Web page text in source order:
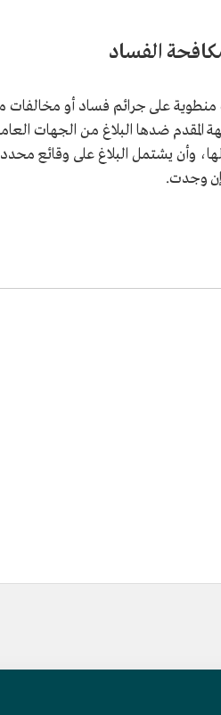
الفساد
على جرائم فساد أو مخالفات
المقدم ضدها البلاغ من الجهات
لا تقل عن 25% من رأسمالها، وأن يشتمل البلاغ على
إن وجدت.